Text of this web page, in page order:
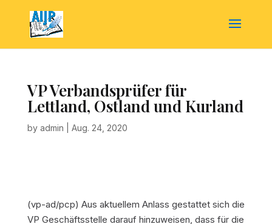
VP Verbandsprüfer für
Lettland, Ostland und Kurland
by admin Aug. 24, 2020
(vp-ad/pcp) Aus aktuellem Anlass gestattet sich die
VP Geschäftsstelle darauf hinzuweisen, dass für die